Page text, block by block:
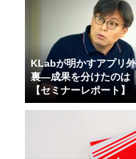
KLabが明かすアプリ
裏―成果を分けたのは
【セミナーレポート】